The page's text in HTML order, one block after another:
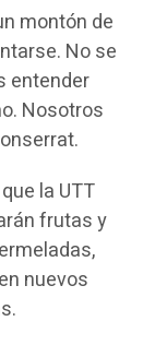
montón de
No se
entender
Nosotros
la UTT
frutas y
nuevos